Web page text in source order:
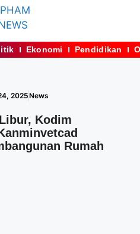
Ekonomi Pendidikan
2025News
Kodim
Rumah